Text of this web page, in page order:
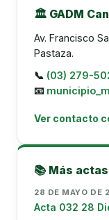
🏛️ GADM
Av. Francisco
Pastaza.
📞 (03) 279-
📧
Ver contacto
📚 Más
28 DE MAYO DE
Acta 032 28